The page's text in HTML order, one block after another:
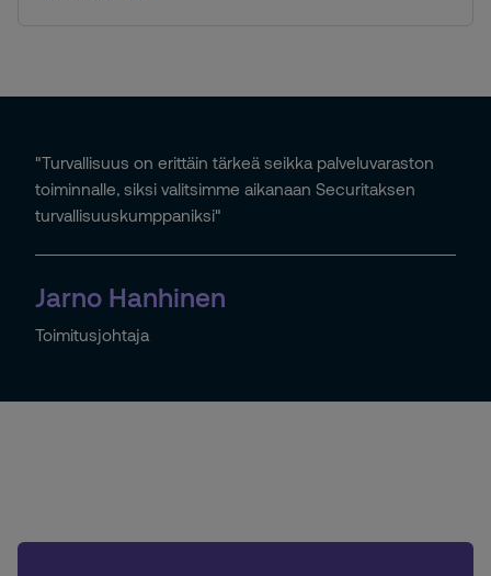
"Turvallisuus on erittäin tärkeä seikka palveluvaraston
toiminnalle, siksi valitsimme aikanaan Securitaksen
turvallisuuskumppaniksi"
Jarno Hanhinen
Toimitusjohtaja